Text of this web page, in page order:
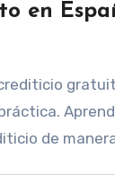
en
de